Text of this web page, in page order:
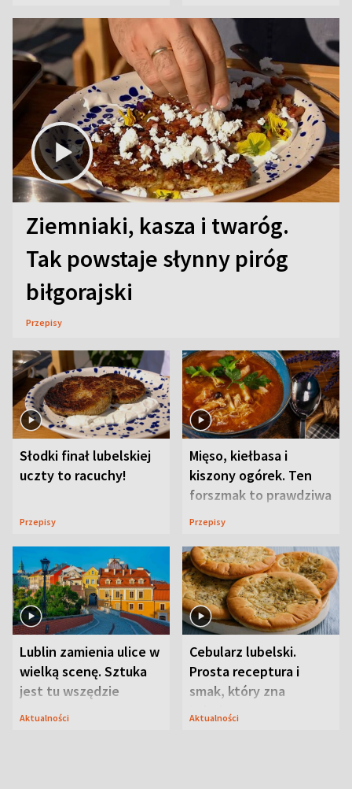
Ziemniaki, kasza i twaróg.
Tak powstaje słynny piróg
biłgorajski
Przepisy
Słodki finał lubelskiej
uczty to racuchy!
Przepisy
Mięso, kiełbasa i
kiszony ogórek. Ten
forszmak to prawdziwa
uczta
Przepisy
Lublin zamienia ulice w
wielką scenę. Sztuka
jest tu wszędzie
Aktualności
Cebularz lubelski.
Prosta receptura i
smak, który zna
Lubelszczyzna
Aktualności